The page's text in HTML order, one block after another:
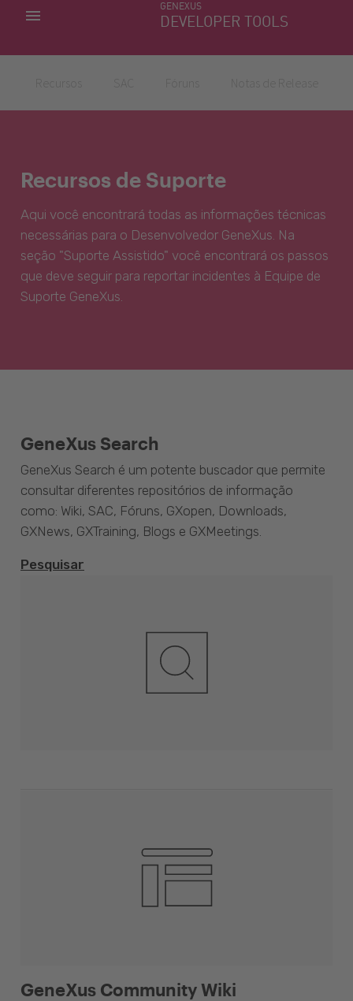
GENEXUS
DEVELOPER TOOLS
MINHAS APLICACÕES
Recursos de Suporte
Aqui você encontrará todas as informações técnicas
necessárias para o Desenvolvedor GeneXus. Na
seção "Suporte Assistido" você encontrará os passos
que deve seguir para reportar incidentes à Equipe de
Suporte GeneXus.
GeneXus Community Wiki
GeneXus Search
GeneXus Search é um potente buscador que permite
consultar diferentes repositórios de informação
como: Wiki, SAC, Fóruns, GXopen, Downloads,
GXNews, GXTraining, Blogs e GXMeetings.
Pesquisar